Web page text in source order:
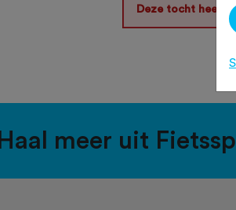
Deze tocht heeft
Haal meer uit